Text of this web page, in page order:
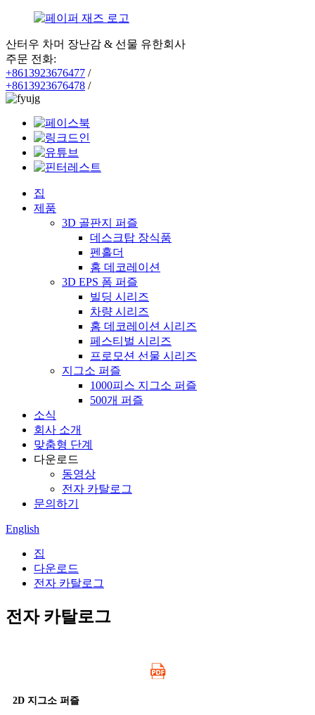
산터우 차머 장난감 & 선물 유한회사
주문 전화:
+8613923676477 /
+8613923676478 /
집
제품
3D 골판지 퍼즐
데스크탑 장식품
펜홀더
홈 데코레이션
3D EPS 폼 퍼즐
빌딩 시리즈
차량 시리즈
홈 데코레이션 시리즈
페스티벌 시리즈
프로모션 선물 시리즈
지그소 퍼즐
1000피스 지그소 퍼즐
500개 퍼즐
소식
회사 소개
맞춤형 단계
다운로드
동영상
전자 카탈로그
문의하기
English
집
다운로드
전자 카탈로그
전자 카탈로그
2D 지그소 퍼즐